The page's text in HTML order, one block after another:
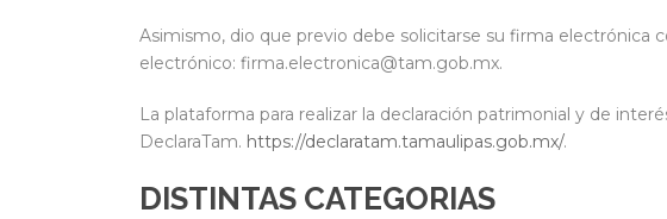
Asimismo, dio que previo debe solicitarse su firma electrónica
electrónico: firma.electronica@tam.gob.mx.
La plataforma para realizar la declaración patrimonial y de
DeclaraTam. https://declaratam.tamaulipas.gob.mx/.
DISTINTAS CATEGORIAS